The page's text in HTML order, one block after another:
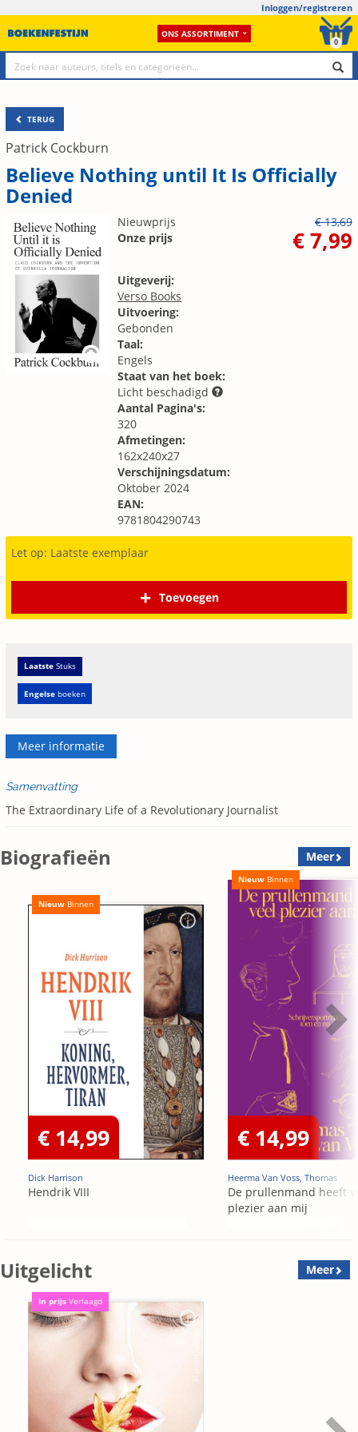
Inloggen/registreren
ONS ASSORTIMENT
0
TERUG
Patrick Cockburn
Believe Nothing until It Is Officially
Denied
Nieuwprijs
€ 13,69
Onze prijs
€ 7,99
Uitgeverij:
Verso Books
Uitvoering:
Gebonden
Taal:
Engels
Staat van het boek:
Licht beschadigd
Aantal Pagina's:
320
Afmetingen:
162x240x27
Verschijningsdatum:
Oktober 2024
EAN:
9781804290743
Let op: Laatste exemplaar
Toevoegen
Laatste Stuks
Engelse boeken
Meer informatie
Samenvatting
The Extraordinary Life of a Revolutionary Journalist
Biografieën Meer
Nieuw Binnen
€ 14,99
Dick Harrison
Hendrik VIII
Nieuw Binnen
€ 14,99
Heerma Van Voss, Thomas
De prullenmand heeft
plezier aan mij
Uitgelicht Meer
In prijs Verlaagd